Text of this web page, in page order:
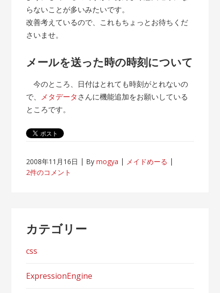
らないことが多いみたいです。
改善考えているので、これもちょっとお待ちくだ
さいませ。
メールを送った時の時刻について
今のところ、日付はとれても時刻がとれないの
で、
メタデータ さんに機能追加をお願いしている
ところです。
2008年11月16日 Bymogya
メイドめーる
2件のコメント
カテゴリー
css
ExpressionEngine